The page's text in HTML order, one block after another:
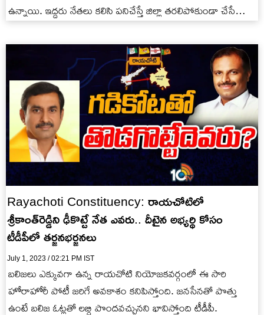
ఉన్నాయి. ఇద్దరు నేతలు కలిసి పనిచేస్తే జిల్లా తరలిపోకుండా చేసే
Rayachoti Constituency: రాయచోటిలో
శ్రీకాంత్‌రెడ్డిని ఢీకొట్టే నేత ఎవరు.. దీటైన అభ్యర్థి కోసం
టీడీపీలో తర్జనభర్జనలు
July 1, 2023 / 02:21 PM IST
బలిజలు ఎక్కువగా ఉన్న రాయచోటి నియోజకవర్గంలో ఈ సారి
హోరాహోరీ పోటీ జరిగే అవకాశం కనిపిస్తోంది. జనసేనతో పొత్తు
ఉంటే బలిజ ఓట్లతో లబ్ధి పొందవచ్చునని భావిస్తోంది టీడీపీ.